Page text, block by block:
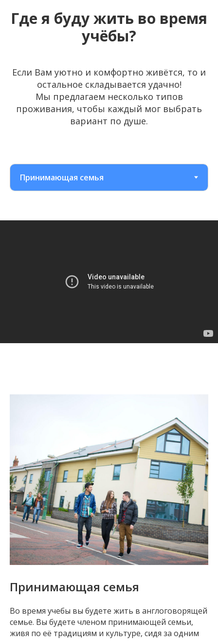
Где я буду жить во время
учёбы?
Если Вам уютно и комфортно живётся, то и
остальное складывается удачно!
Мы предлагаем несколько типов
проживания, чтобы каждый мог выбрать
вариант по душе.
Принимающая семья
Во время учебы вы будете жить в англоговорящей
семье. Вы будете членом принимающей семьи,
живя по её традициям и культуре, сидя за одним